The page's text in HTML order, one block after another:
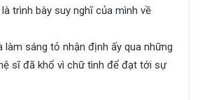
trình bày suy nghĩ của mình về
làm sáng tỏ nhận định ấy qua những
sĩ đã khổ vì chữ tình để đạt tới sự